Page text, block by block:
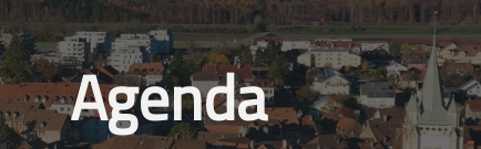
Agenda